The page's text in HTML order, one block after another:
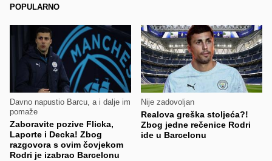
POPULARNO
Davno napustio Barcu, a i dalje im
pomaže
Zaboravite pozive Flicka,
Laporte i Decka! Zbog
razgovora s ovim čovjekom
Rodri je izabrao Barcelonu
Nije zadovoljan
Realova greška stoljeća?!
Zbog jedne rečenice Rodri
ide u Barcelonu